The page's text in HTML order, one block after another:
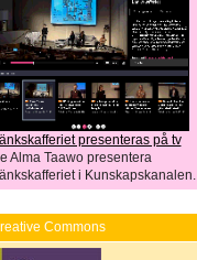
presenteras på tv
Alma Taawo presentera
i Kunskapskanalen.
Commons